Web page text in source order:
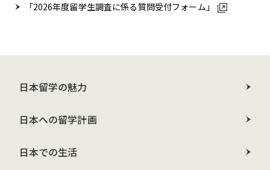
「2026年度留学生調査に係る質問受付フォーム」
日本留学の魅力
日本への留学計画
日本での生活